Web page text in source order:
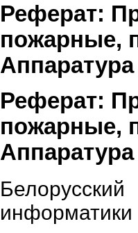
Реферат:
пожарные,
Реферат:
пожарные,
информатики